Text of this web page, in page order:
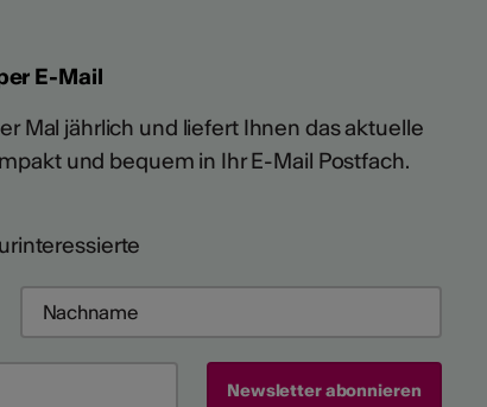
E-Mail
Mal jährlich und liefert Ihnen das aktuelle
und bequem in Ihr E-Mail Postfach.